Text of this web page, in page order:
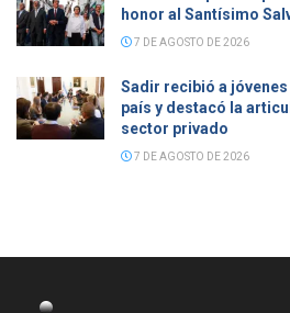
honor al Santísimo
7 DE AGOSTO DE 2026
Sadir recibió a
país y destacó la
sector privado
7 DE AGOSTO DE 2026